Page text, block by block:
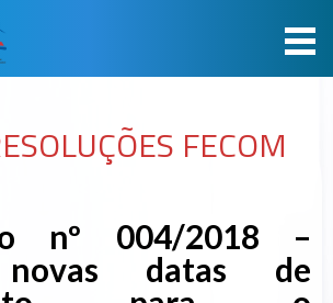
FECOM
nº 004/2018 –
datas de